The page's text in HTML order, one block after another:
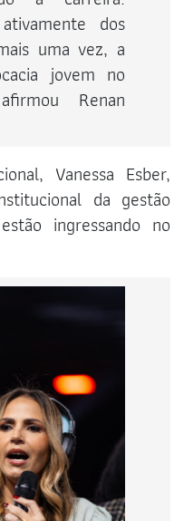
dos
uma vez, a
jovem no
Renan
Vanessa Esber,
da gestão
ingressando no